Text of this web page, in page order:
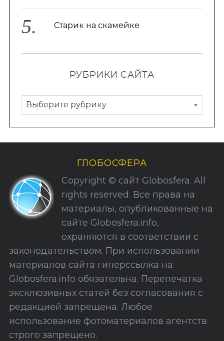
Старик на скамейке
РУБРИКИ САЙТА
Р
у
б
р
и
С
а
а
ГЛОБОСФЕРА
Copyright © сайт Globosfera. All
rights reserved. Все права на
материалы, опубликованные на
сайте Globosfera.info,
охраняются в соответствии с
законодательством. При использовании
материалов сайта гиперссылка на
Globosfera.info обязательна. Перепечатка
эксклюзивных статей без согласования с
редакцией запрещена. Любое
использование фотоматериалов агентств
строго запрещено.